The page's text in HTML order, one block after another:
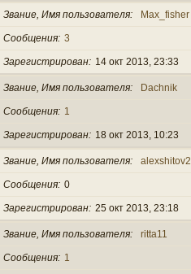
Звание, Имя пользователя Max_fisher
Сообщения 3
Зарегистрирован 14 окт 2013, 23:33
Звание, Имя пользователя Dachnik
Сообщения 1
Зарегистрирован 18 окт 2013, 10:23
Звание, Имя пользователя alexshitov2
Сообщения 0
Зарегистрирован 25 окт 2013, 23:18
Звание, Имя пользователя ritta11
Сообщения 1